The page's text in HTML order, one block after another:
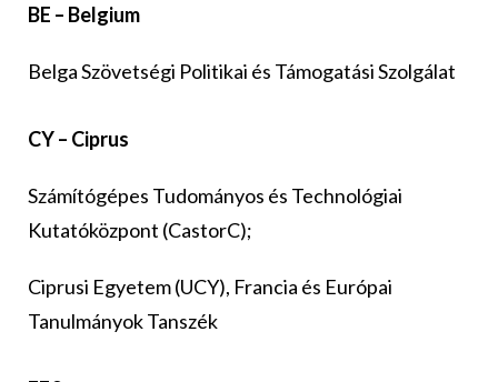
BE – Belgium
Belga Szövetségi Politikai és Támogatási Szolgálat
CY – Ciprus
Számítógépes Tudományos és Technológiai
Kutatóközpont (CastorC);
Ciprusi Egyetem (UCY), Francia és Európai
Tanulmányok Tanszék